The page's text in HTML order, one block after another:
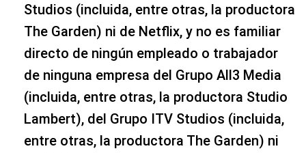
Studios (incluida, entre otras, la productora
The Garden) ni de Netflix, y no es familiar
directo de ningún empleado o trabajador
de ninguna empresa del Grupo All3 Media
(incluida, entre otras, la productora Studio
Lambert), del Grupo ITV Studios (incluida,
entre otras, la productora The Garden) ni